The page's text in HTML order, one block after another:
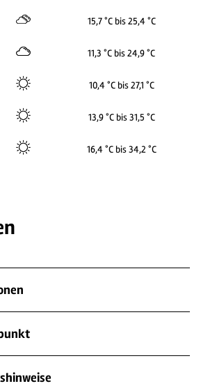
15,7 °C bis 25,4 °C
11,3 °C bis 24,9 °C
10,4 °C bis 27,1 °C
13,9 °C bis 31,5 °C
16,4 °C bis 34,2 °C